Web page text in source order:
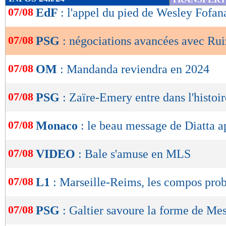
de
OK
07/08 EdF : l'appel du pied de Wesley
07/08 PSG : négociations avancées avec
07/08 OM : Mandanda reviendra en 2024
07/08 PSG : Zaïre-Emery entre dans
07/08 Monaco : le beau message de Diatta
07/08 VIDEO : Bale s'amuse en MLS
07/08 L1 : Marseille-Reims, les compos
07/08 PSG : Galtier savoure la forme de